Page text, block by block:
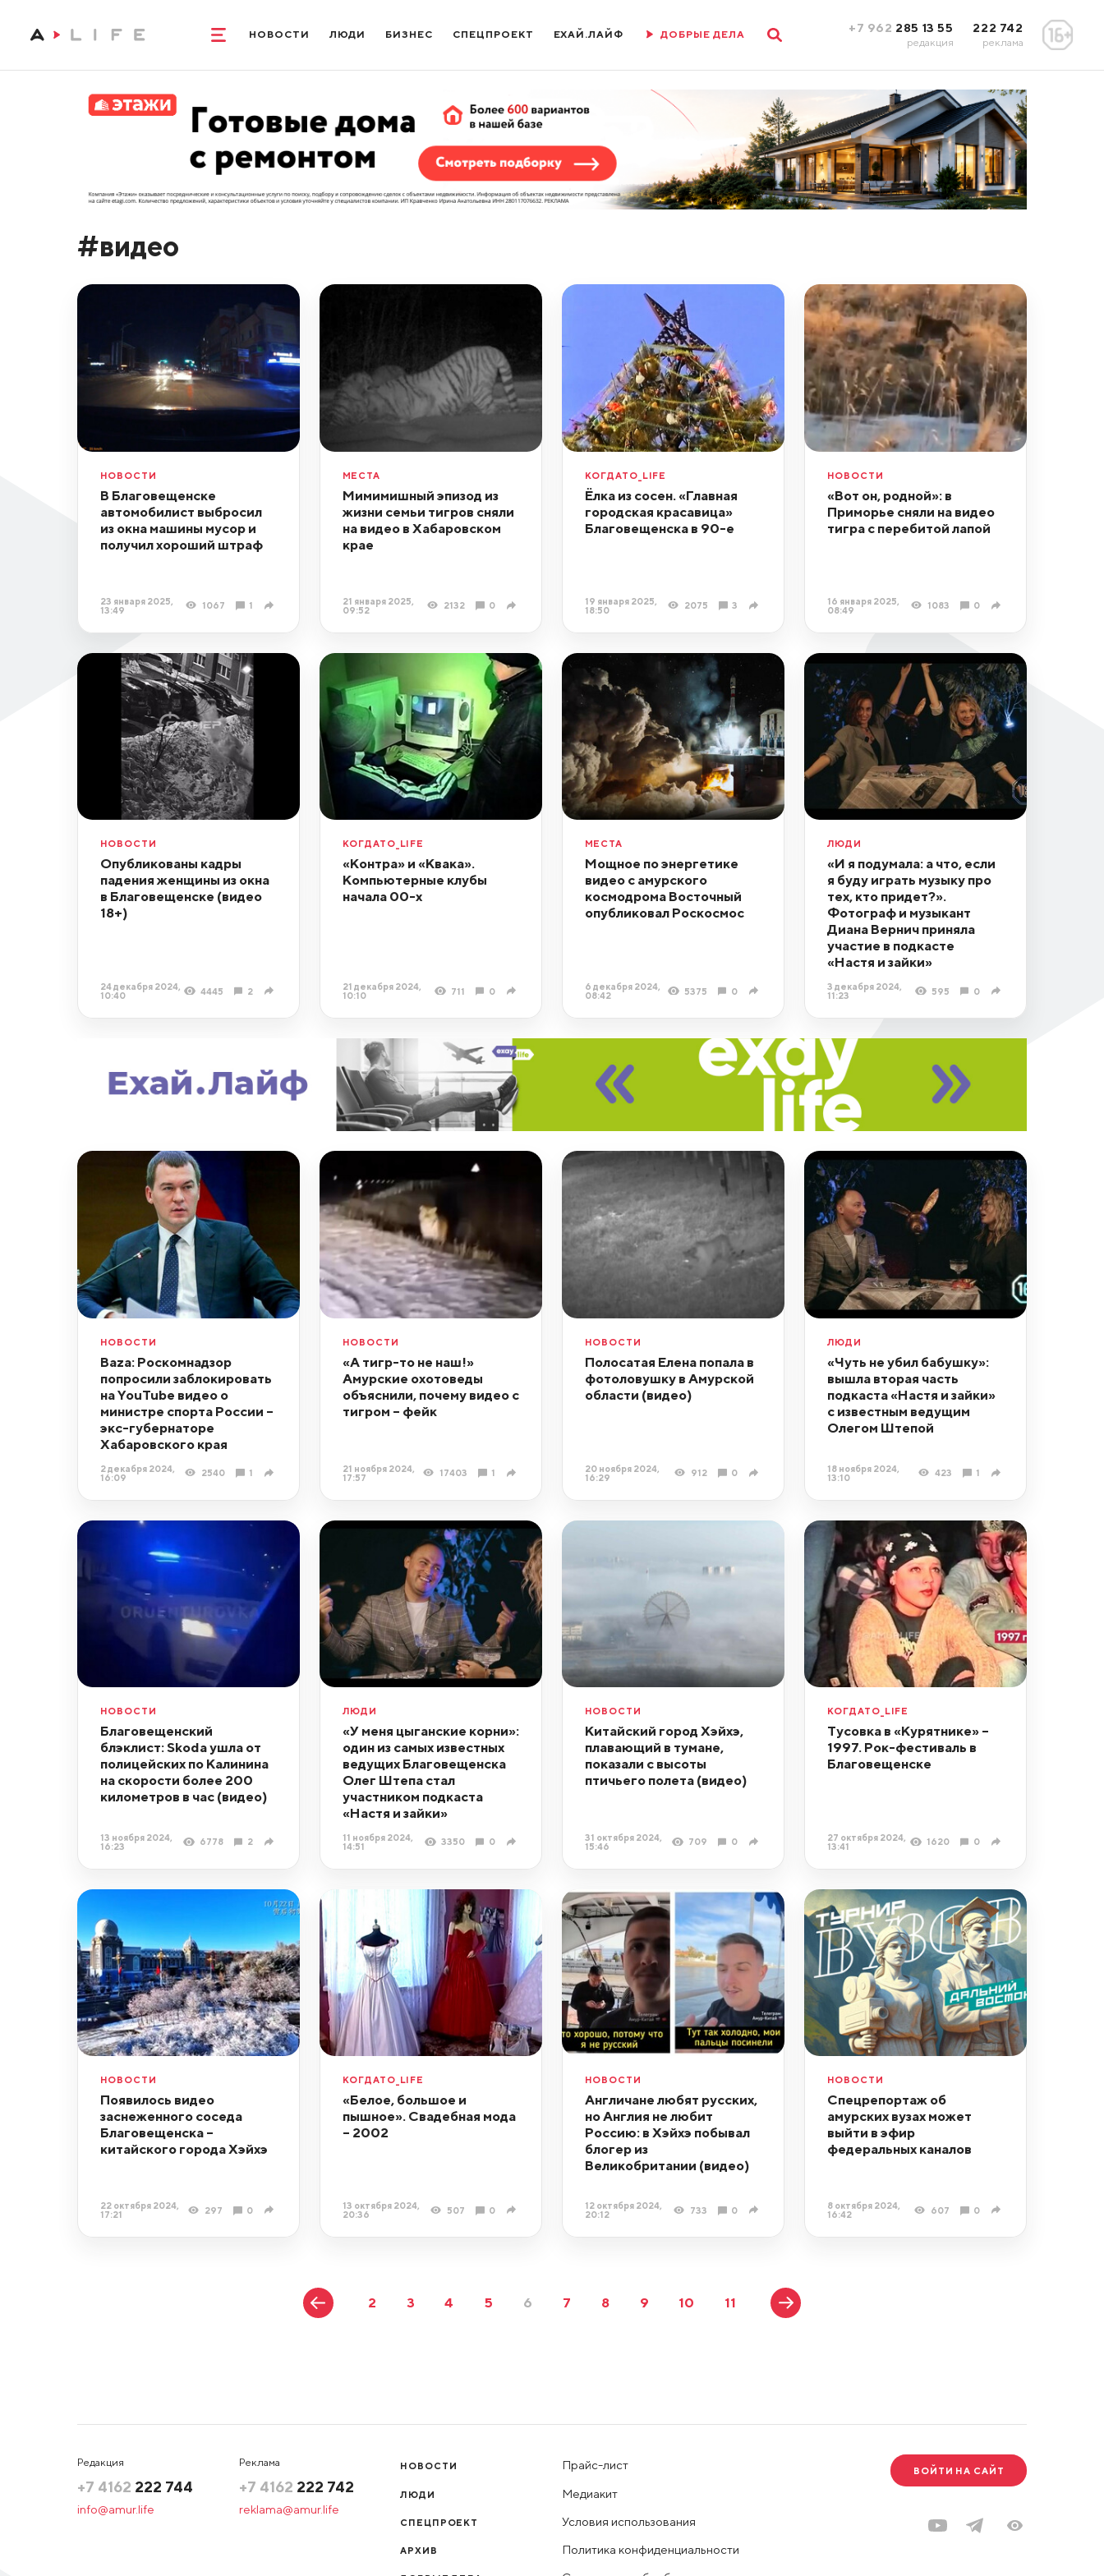
НОВОСТИ ЛЮДИ БИЗНЕС СПЕЦПРОЕКТ ЕХАЙ.ЛАЙФ ДОБРЫЕ ДЕЛА +7 962 285 13 55
редакция
222 742
реклама
#видео
НОВОСТИ
В Благовещенске
автомобилист выбросил
из окна машины мусор и
получил хороший штраф
23 января 2025,
13:49
1067 1
МЕСТА
Мимимишный эпизод из
жизни семьи тигров сняли
на видео в Хабаровском
крае
21 января 2025,
09:52
2132 0
КОГДАТО_LIFE
Ёлка из сосен. «Главная
городская красавица»
Благовещенска в 90-е
19 января 2025,
18:50
2075 3
НОВОСТИ
«Вот он, родной»: в
Приморье сняли на видео
тигра с перебитой лапой
16 января 2025,
08:49
1083 0
НОВОСТИ
Опубликованы кадры
падения женщины из окна
в Благовещенске (видео
18+)
24 декабря 2024,
10:40
4445 2
КОГДАТО_LIFE
«Контра» и «Квака».
Компьютерные клубы
начала 00-х
21 декабря 2024,
10:10
711 0
МЕСТА
Мощное по энергетике
видео с амурского
космодрома Восточный
опубликовал Роскосмос
6 декабря 2024,
08:42
5375 0
ЛЮДИ
«И я подумала: а что, если
я буду играть музыку про
тех, кто придет?».
Фотограф и музыкант
Диана Вернич приняла
участие в подкасте
«Настя и зайки»
3 декабря 2024,
11:23
595 0
НОВОСТИ
Baza: Роскомнадзор
попросили заблокировать
на YouTube видео о
министре спорта России –
экс-губернаторе
Хабаровского края
2 декабря 2024,
16:09
2540 1
НОВОСТИ
«А тигр-то не наш!»
Амурские охотоведы
объяснили, почему видео с
тигром – фейк
21 ноября 2024,
17:57
17403 1
НОВОСТИ
Полосатая Елена попала в
фотоловушку в Амурской
области (видео)
20 ноября 2024,
16:29
912 0
ЛЮДИ
«Чуть не убил бабушку»:
вышла вторая часть
подкаста «Настя и зайки»
с известным ведущим
Олегом Штепой
18 ноября 2024,
13:10
423 1
НОВОСТИ
Благовещенский
блэклист: Skoda ушла от
полицейских по Калинина
на скорости более 200
километров в час (видео)
13 ноября 2024,
16:23
6778 2
ЛЮДИ
«У меня цыганские корни»:
один из самых известных
ведущих Благовещенска
Олег Штепа стал
участником подкаста
«Настя и зайки»
11 ноября 2024,
14:51
3350 0
НОВОСТИ
Китайский город Хэйхэ,
плавающий в тумане,
показали с высоты
птичьего полета (видео)
31 октября 2024,
15:46
709 0
КОГДАТО_LIFE
Тусовка в «Курятнике» –
1997. Рок-фестиваль в
Благовещенске
27 октября 2024,
13:41
1620 0
НОВОСТИ
Появилось видео
заснеженного соседа
Благовещенска –
китайского города Хэйхэ
22 октября 2024,
17:21
297 0
КОГДАТО_LIFE
«Белое, большое и
пышное». Свадебная мода
– 2002
13 октября 2024,
20:36
507 0
НОВОСТИ
Англичане любят русских,
но Англия не любит
Россию: в Хэйхэ побывал
блогер из
Великобритании (видео)
12 октября 2024,
20:12
733 0
НОВОСТИ
Спецрепортаж об
амурских вузах может
выйти в эфир
федеральных каналов
8 октября 2024,
16:42
607 0
2 3 4 5 6 7 8 9 10 11
Редакция
+7 4162 222 744
info@amur.life
Реклама
+7 4162 222 742
reklama@amur.life
НОВОСТИ
ЛЮДИ
СПЕЦПРОЕКТ
АРХИВ
Прайс-лист
Медиакит
Условия использования
Политика конфиденциальности
ВОЙТИ НА САЙТ